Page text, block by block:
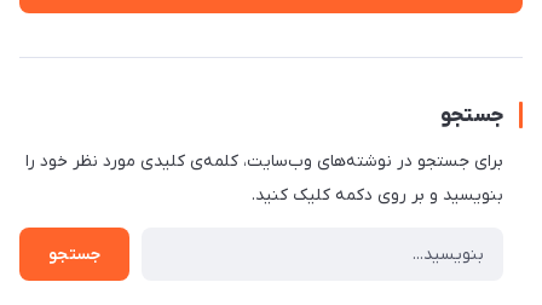
جستجو
برای جستجو در نوشته‌های وب‌سایت، کلمه‌ی کلیدی مورد نظر خود را
بنویسید و بر روی دکمه کلیک کنید.
جستجو